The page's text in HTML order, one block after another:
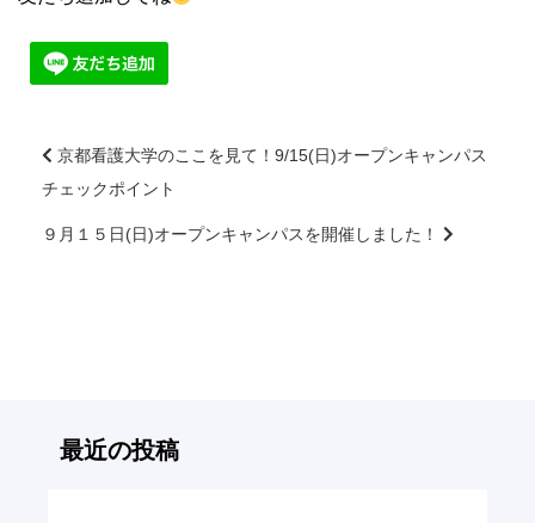
後
京都看護大学のここを見て！9/15(日)オープンキャンパス
チェックポイント
９月１５日(日)オープンキャンパスを開催しました！
最近の投稿